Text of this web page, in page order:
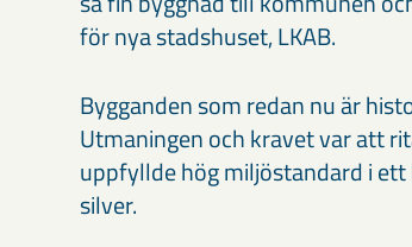
för nya stadshuset, LKAB.
Bygganden som redan nu är
Utmaningen och kravet var att
uppfyllde hög miljöstandard i
silver.